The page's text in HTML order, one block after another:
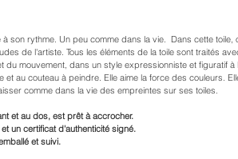
à son rythme. Un peu comme dans la vie. Dans cette toile,
de l'artiste. Tous les éléments de la toile sont traités
du mouvement, dans un style expressionniste et figuratif à
et au couteau à peindre. Elle aime la force des couleurs.
comme dans la vie des empreintes sur ses toiles.
et au dos, est prêt à accrocher.
un certificat d'authenticité signé.
et suivi.